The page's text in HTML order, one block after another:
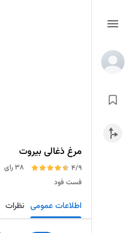
مرغ ذغالی بیروت
4/9
38 رای
فست فود
اطلاعات عمومی نظرات